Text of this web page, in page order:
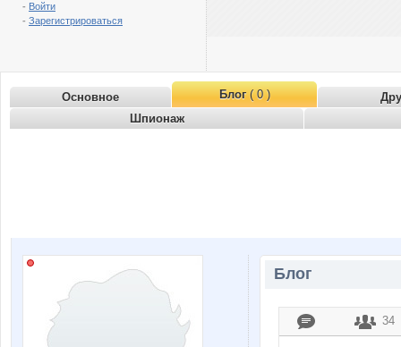
- Войти
- Зарегистрироваться
Основное Блог( 0 )
Шпионаж
Блог
34